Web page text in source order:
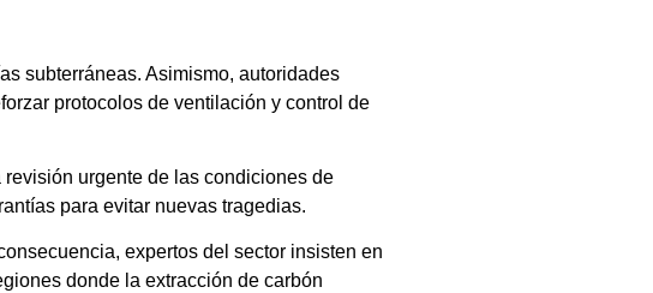
subterráneas. Asimismo, autoridades
protocolos de ventilación y control de
urgente de las condiciones de
para evitar nuevas tragedias.
expertos del sector insisten en
donde la extracción de carbón